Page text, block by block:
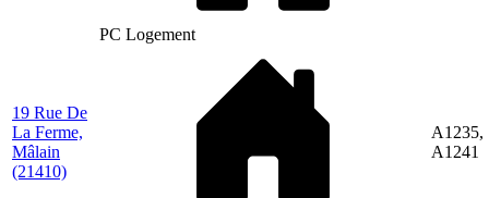
PC Logement
19 Rue De
La Ferme,
Mâlain
(21410)
A1235,
A1241